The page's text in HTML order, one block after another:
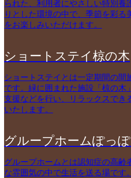
られた、利用者にやさしい特別養
りとした環境の中で、季節を彩る
をお楽しみいただけます。
ショートステイ椋の木
ショートステイとは一定期間の間
です。緑に囲まれた施設「椋の木
支援などを行い、リラックスでき
いたします。
グループホームぽっ
グループホームとは認知症の高齢
な雰囲気の中で生活を送る場です